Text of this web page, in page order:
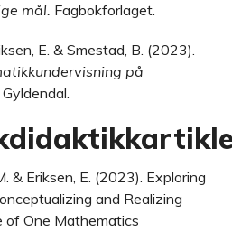
mål. Fagbokforlaget.
E. & Smestad, B. (2023).
på
. Gyldendal.
& Eriksen, E. (2023). Exploring
and Realizing
of One Mathematics